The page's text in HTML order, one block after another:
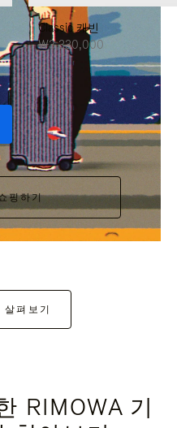
Classic 캐빈
₩3,330,000
핑하기
펴보기
RIMOWA 기